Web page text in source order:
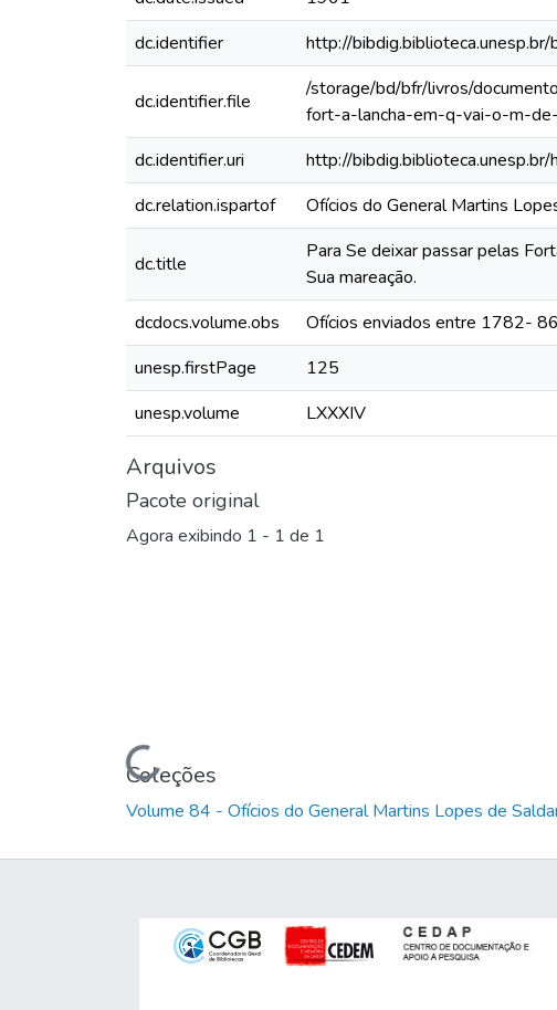
dc.identifier
http://
dc.identifier.file
/storage/bd/bfr/livros/
fort-a-lancha-em-q-vai-o-m-
dc.identifier.uri
http://
dc.relation.ispartof
Ofícios do General Martins
dc.title
Para Se deixar passar pelas
Sua mareação.
dcdocs.volume.obs Ofícios enviados entre 1782- 86
unesp.firstPage
125
unesp.volume
LXXXIV
Arquivos
Pacote original
Agora exibindo 1 - 1 de 1
Carregando...
Coleções
Volume 84 - Ofícios do General Martins Lopes de